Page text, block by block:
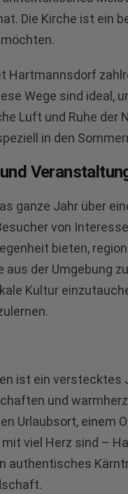
Die Kirche ist ein
Hartmannsdorf
Wege sind ideal,
Luft und Ruhe der
in den
ganze Jahr über
von
bieten,
der Umgebung
Kultur
ist ein verstecktes
und
Urlaubsort, einem
viel Herz sind –
authentisches